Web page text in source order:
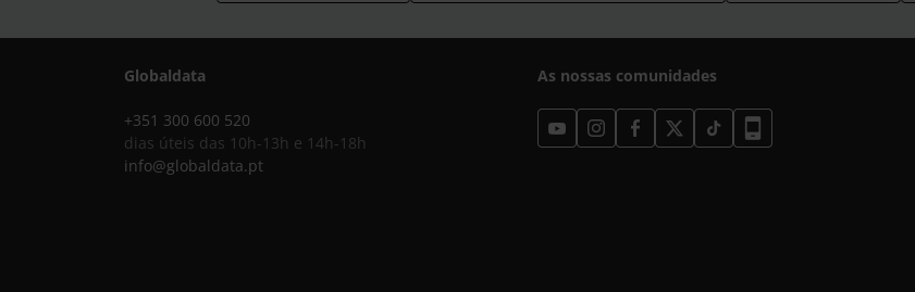
Globaldata
+351 300 600 520
dias úteis das 10h-13h e 14h-18h
info@globaldata.pt
As nossas comunidades